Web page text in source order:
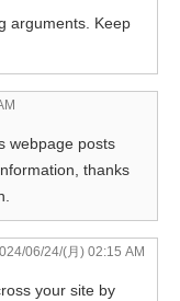
arguments. Keep
webpage posts
thanks
06/24/(月) 02:15 AM
your site by